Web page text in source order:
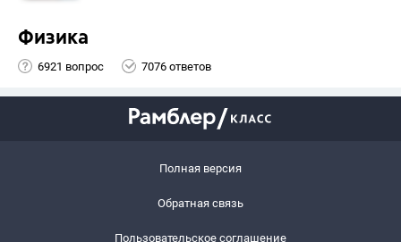
Физика
6921 вопрос 7076 ответов
Полная версия
Обратная связь
Пользовательское соглашение